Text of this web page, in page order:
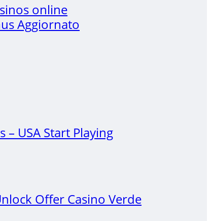
online
Aggiornato
USA Start Playing
Offer Casino Verde